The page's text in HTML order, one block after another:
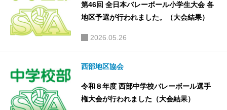
第46回 全日本バレーボール小学生大会 各
地区予選が行われました。（大会結果）
2026.05.26
西部地区協会
令和８年度 西部中学校バレーボール選手
権大会が行われました（大会結果）